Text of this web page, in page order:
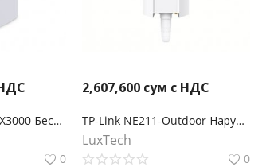
Archer NX500 5G AX3000 Беспроводной двухдиапазонный гигабитный маршрутизатор
0
2,607,600 сум с НДС
TP-Link NE211-Outdoor Наружный шлюз 5G
LuxTech
0